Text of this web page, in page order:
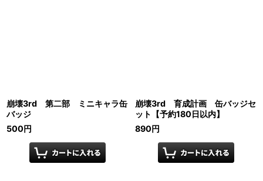
崩壊3rd 第二部 ミニキャラ缶
バッジ
500円
崩壊3rd 育成計画 缶バッジセ
ット【予約180日以内】
890円